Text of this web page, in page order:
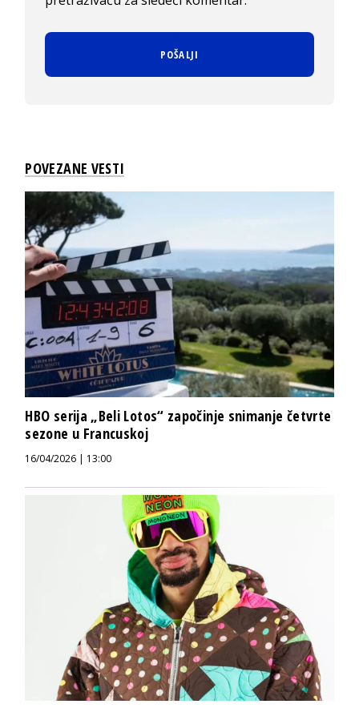
POVEZANE VESTI
HBO serija „Beli Lotos“ započinje snimanje četvrte
sezone u Francuskoj
16/04/2026 | 13:00